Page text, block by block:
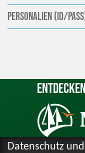
Personalien (ID/
Datenschutz